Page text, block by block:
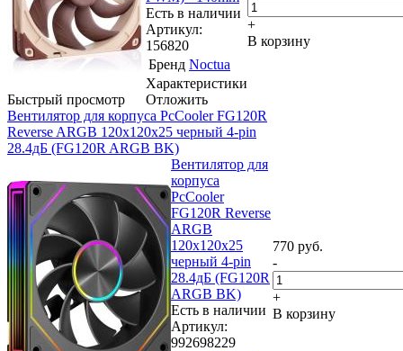
Быстрый просмотр
Есть в наличии
Артикул:
156820
Бренд Noctua
Характеристики
Отложить
+
В корзину
Вентилятор для корпуса PcCooler FG120R
Reverse ARGB 120х120x25 черный 4-pin
28.4дБ (FG120R ARGB BK)
Вентилятор для
корпуса
PcCooler
FG120R Reverse
ARGB
120х120x25
черный 4-pin
28.4дБ (FG120R
ARGB BK)
Есть в наличии
Артикул:
992698229
770 руб.
-
+
В корзину